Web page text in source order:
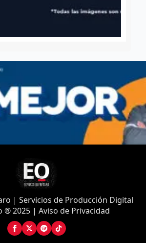
| Servicios de Producción Digital
® 2025 | Aviso de Privacidad